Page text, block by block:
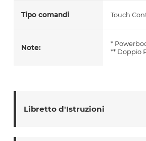
Libretto d'Istruzioni
Tipo comandi Touch
Note:
*
** Doppio